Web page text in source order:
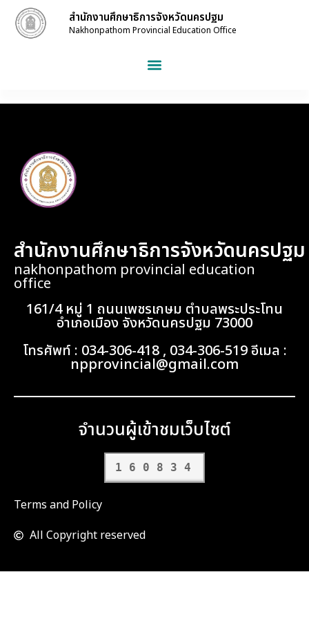
สำนักงานศึกษาธิการจังหวัดนครปฐม
Nakhonpathom Provincial Education Office
สำนักงานศึกษาธิการจังหวัดนครปฐม
nakhonpathom provincial education
office
161/4 หมู่ 1 ถนนเพชรเกษม ตำบลพระประโทน
อำเภอเมือง จังหวัดนครปฐม 73000
โทรศัพท์ : 034-306-418 , 034-306-519 อีเมล :
npprovincial@gmail.com
จำนวนผู้เข้าชมเว็บไซต์
160834
Terms and Policy
All Copyright reserved